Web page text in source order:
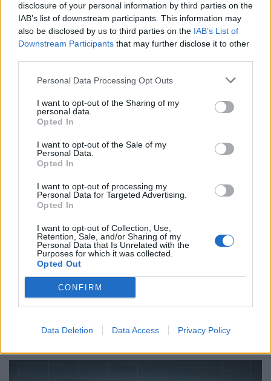
disclosure of your personal information by third parties on the
IAB’s list of downstream participants. This information may
also be disclosed by us to third parties on the IAB’s List of
Downstream Participants that may further disclose it to other
Personal Data Processing Opt Outs
I want to opt-out of the Sharing of my
personal data.
Opted In
I want to opt-out of the Sale of my
Personal Data.
Opted In
I want to opt-out of processing my
Personal Data for Targeted Advertising.
Opted In
I want to opt-out of Collection, Use,
Retention, Sale, and/or Sharing of my
Personal Data that Is Unrelated with the
Purposes for which it was collected.
Opted Out
CONFIRM
Data Deletion Data Access Privacy Policy
Δημοσιεύθηκε σεPlaylists| TaggedEddie Dark ,Playlists,Μουσική
Eddie Dark, Καλλιτέχνης
Το Olafaq περπατάει στην πόλη και
μαγεύεται από τη μη προβλέψιμη γοητεία
των ανθρώπων της διπλανής πόρτας.
26.05.2023